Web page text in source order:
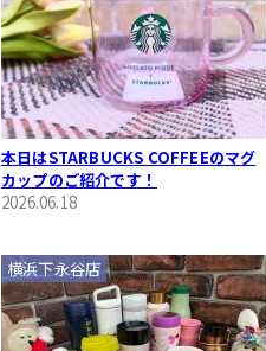
本日はSTARBUCKS COFFEEのマグ
カップのご紹介です！
2026.06.18
横浜下永谷店